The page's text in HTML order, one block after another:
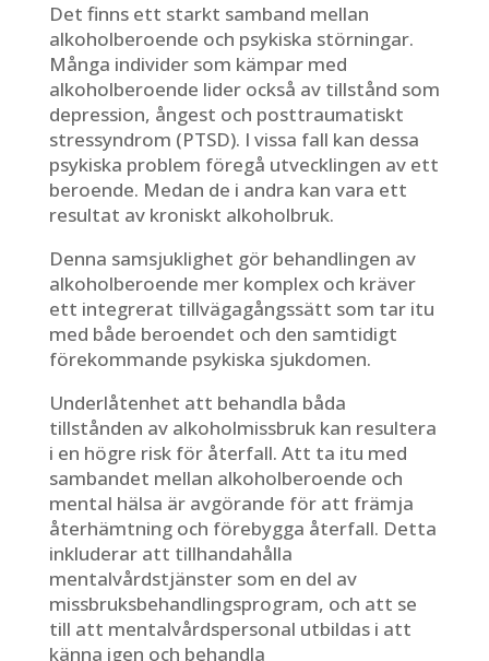
Det finns ett starkt samband mellan
alkoholberoende och psykiska störningar.
Många individer som kämpar med
alkoholberoende lider också av tillstånd som
depression, ångest och posttraumatiskt
stressyndrom (PTSD). I vissa fall kan dessa
psykiska problem föregå utvecklingen av ett
beroende. Medan de i andra kan vara ett
resultat av kroniskt alkoholbruk.
Denna samsjuklighet gör behandlingen av
alkoholberoende mer komplex och kräver
ett integrerat tillvägagångssätt som tar itu
med både beroendet och den samtidigt
förekommande psykiska sjukdomen.
Underlåtenhet att behandla båda
tillstånden av alkoholmissbruk kan resultera
i en högre risk för återfall. Att ta itu med
sambandet mellan alkoholberoende och
mental hälsa är avgörande för att främja
återhämtning och förebygga återfall. Detta
inkluderar att tillhandahålla
mentalvårdstjänster som en del av
missbruksbehandlingsprogram, och att se
till att mentalvårdspersonal utbildas i att
känna igen och behandla